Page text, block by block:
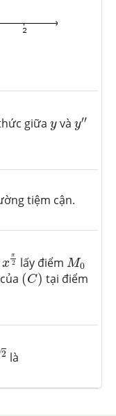
giữay
yvà y′′
y″
tiệm cận.
x
π
2
2 lấy điểmM0
M0
(C)
(C) tại điểm
2 là